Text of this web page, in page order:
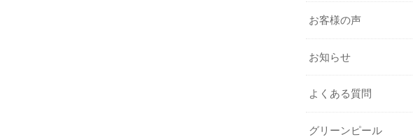
お客様の声
お知らせ
よくある質問
グリーンピール